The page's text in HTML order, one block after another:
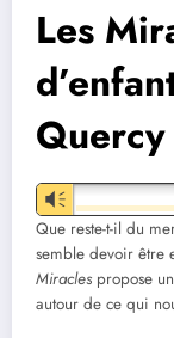
Les
Quercy
Vm
Que reste-t-il du
semble devoir être
Miracles propose
autour de ce qui